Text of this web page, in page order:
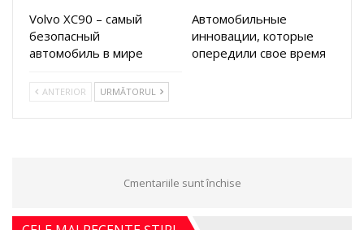
Volvo XC90 – самый
безопасный
автомобиль в мире
Автомобильные
инновации, которые
опередили свое время
ANTERIOR URMĂTORUL
Cmentariile sunt închise